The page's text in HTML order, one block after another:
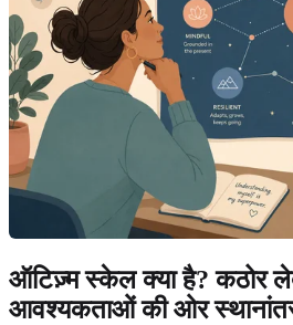
ऑटिज़्म स्केल क्या है? कठोर
आवश्यकताओं की ओर